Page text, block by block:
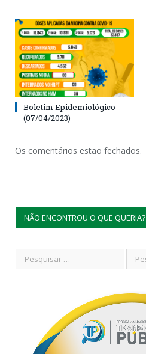
Boletim Epidemiológico
(07/04/2023)
Os comentários estão fechados.
NÃO ENCONTROU O QUE QUERIA?